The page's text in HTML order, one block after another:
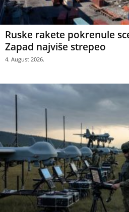
Ruske rakete pokrenule
Zapad najviše strepeo
4. August 2026.